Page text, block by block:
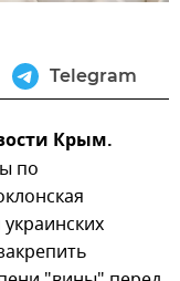
Telegram
Крым.
по